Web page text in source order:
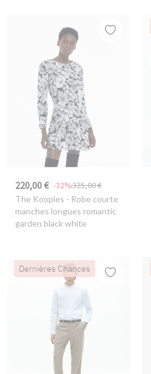
220,00 € 325,00 €
-32%
The Kooples - Robe courte
manches longues romantic
garden black white
Dernières Chances